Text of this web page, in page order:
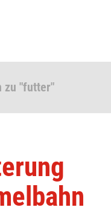
zu "futter"